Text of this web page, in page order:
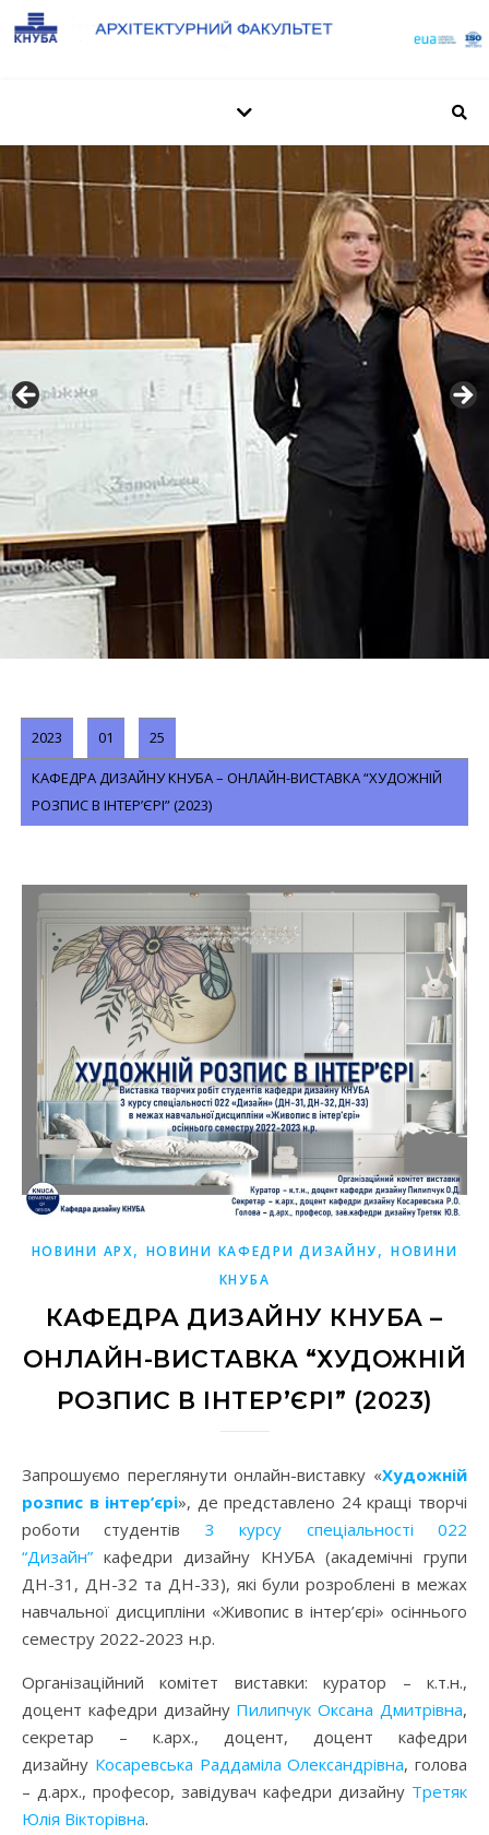
2023 01 25
КАФЕДРА ДИЗАЙНУ КНУБА – ОНЛАЙН-ВИСТАВКА “ХУДОЖНІЙ
РОЗПИС В ІНТЕР’ЄРІ” (2023)
НОВИНИ АРХ, НОВИНИ КАФЕДРИ ДИЗАЙНУ,НОВИНИ
КНУБА
КАФЕДРА ДИЗАЙНУ КНУБА –
ОНЛАЙН-ВИСТАВКА “ХУДОЖНІЙ
РОЗПИС В ІНТЕР’ЄРІ” (2023)
Запрошуємо переглянути онлайн-виставку «Художній
розпис в інтер’єрі», де представлено 24 кращі творчі
роботи студентів 3 курсу спеціальності 022
“Дизайн” кафедри дизайну КНУБА (академічні групи
ДН-31, ДН-32 та ДН-33), які були розроблені в межах
навчальної дисципліни «Живопис в інтер’єрі» осіннього
семестру 2022-2023 н.р.
Організаційний комітет виставки: куратор – к.т.н.,
доцент кафедри дизайну Пилипчук Оксана Дмитрівна,
секретар – к.арх., доцент, доцент кафедри
дизайну Косаревська Раддаміла Олександрівна, голова
– д.арх., професор, завідувач кафедри дизайну Третяк
Юлія Вікторівна.